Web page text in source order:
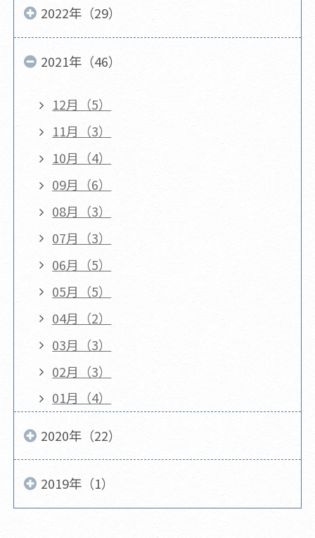
2022年（29）
2021年（46）
12月（5）
11月（3）
10月（4）
09月（6）
08月（3）
07月（3）
06月（5）
05月（5）
04月（2）
03月（3）
02月（3）
01月（4）
2020年（22）
2019年（1）